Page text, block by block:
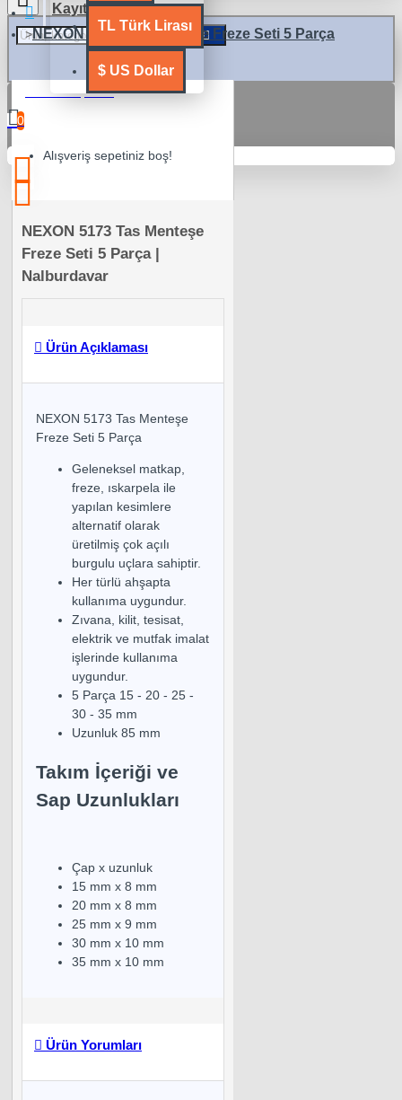
Kayıt Ol
TL Türk Lirası
$ US Dollar
0 ürün - 0,00TL
0
Alışveriş sepetiniz boş!
NEXON 5173 Tas Menteşe Freze Seti 5 Parça
NEXON 5173 Tas Menteşe
Freze Seti 5 Parça |
Nalburdavar
Ürün Açıklaması
NEXON 5173 Tas Menteşe
Freze Seti 5 Parça
Geleneksel matkap,
freze, ıskarpela ile
yapılan kesimlere
alternatif olarak
üretilmiş çok açılı
burgulu uçlara sahiptir.
Her türlü ahşapta
kullanıma uygundur.
Zıvana, kilit, tesisat,
elektrik ve mutfak imalat
işlerinde kullanıma
uygundur.
5 Parça 15 - 20 - 25 -
30 - 35 mm
Uzunluk 85 mm
Takım İçeriği ve
Sap Uzunlukları
Çap x uzunluk
15 mm x 8 mm
20 mm x 8 mm
25 mm x 9 mm
30 mm x 10 mm
35 mm x 10 mm
Ürün Yorumları